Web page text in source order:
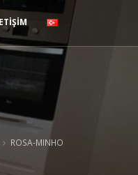
ROSA-MINHO